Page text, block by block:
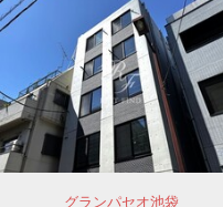
グランパセオ池袋